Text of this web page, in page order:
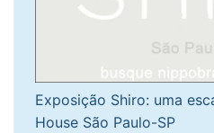
Exposição Shiro: uma
House São Paulo-SP